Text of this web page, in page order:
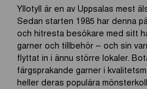
Yllotyll är en av Uppsalas mest
Sedan starten 1985 har denna
och hitresta besökare med sitt
garner och tillbehör – och sin
flyttat in i ännu större lokaler.
färgsprakande garner i
heller deras populära